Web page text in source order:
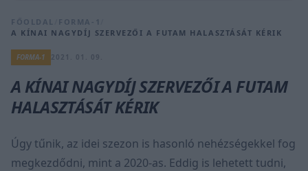
FŐOLDAL FORMA-1
A KÍNAI NAGYDÍJ SZERVEZŐI A FUTAM HALASZTÁSÁT KÉRIK
FORMA-1
A KÍNAI NAGYDÍJ SZERVEZŐI A FUTAM
HALASZTÁSÁT KÉRIK
Úgy tűnik, az idei szezon is hasonló nehézségekkel fog
megkezdődni, mint a 2020-as. Eddig is lehetett tudni,